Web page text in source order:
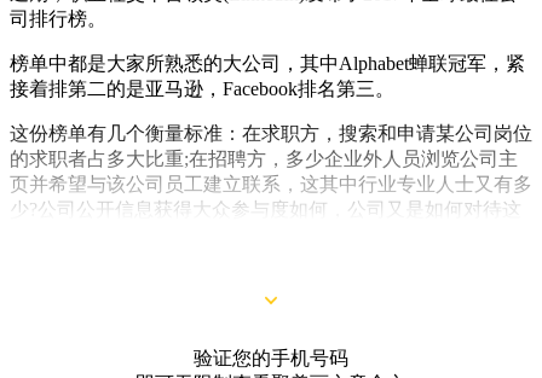
司排行榜。
榜单中都是大家所熟悉的大公司，其中Alphabet蝉联冠军，紧
接着排第二的是亚马逊，Facebook排名第三。
这份榜单有几个衡量标准：在求职方，搜索和申请某公司岗位
的求职者占多大比重;在招聘方，多少企业外人员浏览公司主
页并希望与该公司员工建立联系，这其中行业专业人士又有多
少?公司公开信息获得大众参与度如何，公司又是如何对待这
验证您的手机号码